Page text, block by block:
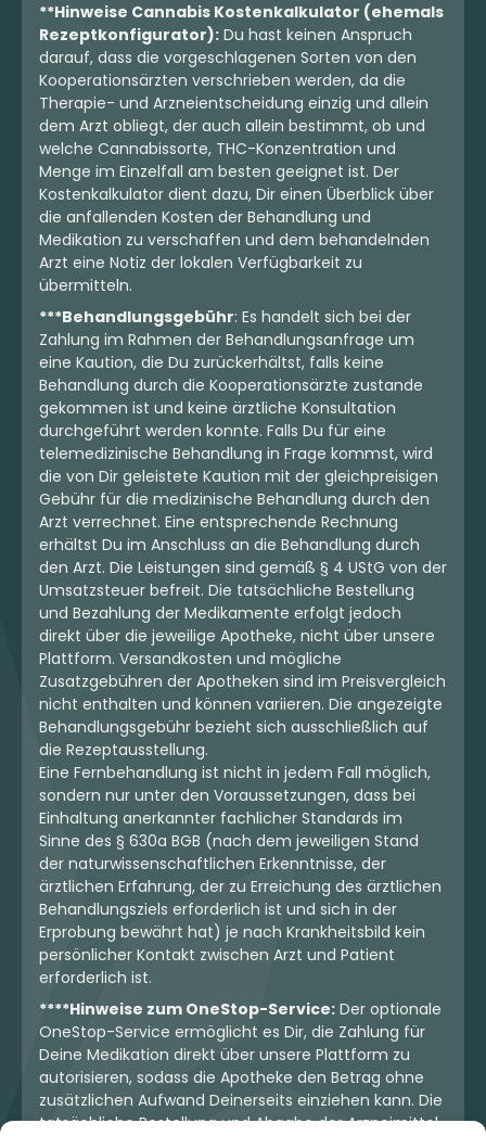
**Hinweise Cannabis Kostenkalkulator (ehemals
Rezeptkonfigurator): Du hast keinen Anspruch
darauf, dass die vorgeschlagenen Sorten von den
Kooperationsärzten verschrieben werden, da die
Therapie- und Arzneientscheidung einzig und allein
dem Arzt obliegt, der auch allein bestimmt, ob und
welche Cannabissorte, THC-Konzentration und
Menge im Einzelfall am besten geeignet ist. Der
Kostenkalkulator dient dazu, Dir einen Überblick über
die anfallenden Kosten der Behandlung und
Medikation zu verschaffen und dem behandelnden
Arzt eine Notiz der lokalen Verfügbarkeit zu
übermitteln.
***Behandlungsgebühr: Es handelt sich bei der
Zahlung im Rahmen der Behandlungsanfrage um
eine Kaution, die Du zurückerhältst, falls keine
Behandlung durch die Kooperationsärzte zustande
gekommen ist und keine ärztliche Konsultation
durchgeführt werden konnte. Falls Du für eine
telemedizinische Behandlung in Frage kommst, wird
die von Dir geleistete Kaution mit der gleichpreisigen
Gebühr für die medizinische Behandlung durch den
Arzt verrechnet. Eine entsprechende Rechnung
erhältst Du im Anschluss an die Behandlung durch
den Arzt. Die Leistungen sind gemäß § 4 UStG von der
Umsatzsteuer befreit. Die tatsächliche Bestellung
und Bezahlung der Medikamente erfolgt jedoch
direkt über die jeweilige Apotheke, nicht über unsere
Plattform. Versandkosten und mögliche
Zusatzgebühren der Apotheken sind im Preisvergleich
nicht enthalten und können variieren. Die angezeigte
Behandlungsgebühr bezieht sich ausschließlich auf
die Rezeptausstellung.
Eine Fernbehandlung ist nicht in jedem Fall möglich,
sondern nur unter den Voraussetzungen, dass bei
Einhaltung anerkannter fachlicher Standards im
Sinne des § 630a BGB (nach dem jeweiligen Stand
der naturwissenschaftlichen Erkenntnisse, der
ärztlichen Erfahrung, der zu Erreichung des ärztlichen
Behandlungsziels erforderlich ist und sich in der
Erprobung bewährt hat) je nach Krankheitsbild kein
persönlicher Kontakt zwischen Arzt und Patient
erforderlich ist.
****Hinweise zum OneStop-Service: Der optionale
OneStop-Service ermöglicht es Dir, die Zahlung für
Deine Medikation direkt über unsere Plattform zu
autorisieren, sodass die Apotheke den Betrag ohne
zusätzlichen Aufwand Deinerseits einziehen kann. Die
tatsächliche Bestellung und Abgabe der Arzneimittel